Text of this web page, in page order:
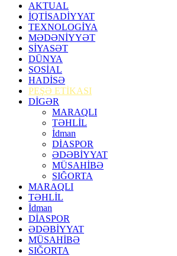
AKTUAL
İQTİSADİYYAT
TEXNOLOGİYA
MƏDƏNİYYƏT
SİYASƏT
DÜNYA
SOSİAL
HADİSƏ
PEŞƏ ETİKASI
DİGƏR
MARAQLI
TƏHLİL
İdman
DİASPOR
ƏDƏBİYYAT
MÜSAHİBƏ
SIĞORTA
MARAQLI
TƏHLİL
İdman
DİASPOR
ƏDƏBİYYAT
MÜSAHİBƏ
SIĞORTA